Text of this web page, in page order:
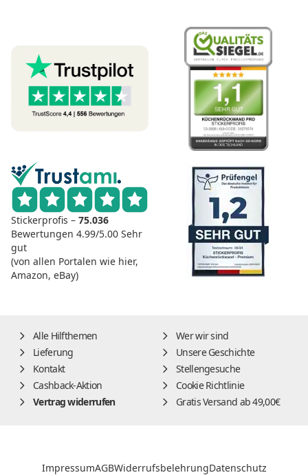
Stickerprofis – 75.036
Bewertungen 4.99/5.00 Sehr
gut
(von allen Portalen wie hier,
Amazon, eBay)
Alle Hilfthemen
Wer wir sind
Lieferung
Unsere Geschichte
Kontakt
Stellengesuche
Cashback-Aktion
Cookie Richtlinie
Vertrag widerrufen
Gratis Versand ab 49,00€
ImpressumAGBWiderrufsbelehrungDatenschutz